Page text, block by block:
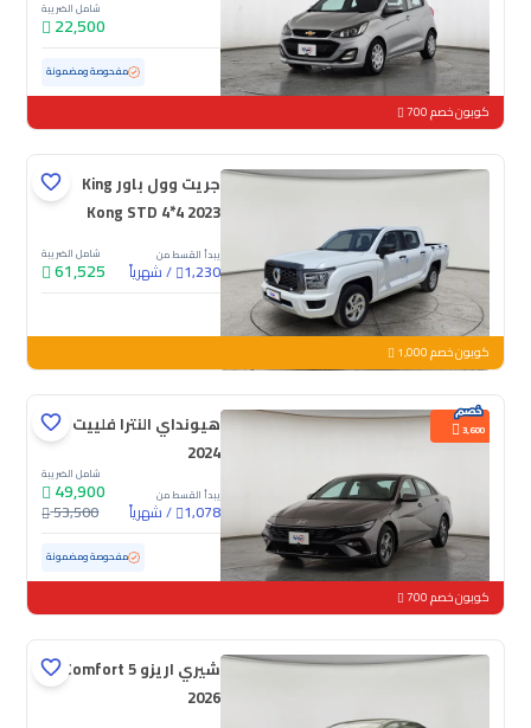
شامل الضريبة
22,500
مستعملة 152,867 كم مفحوصة ومضمونة
كوبون خصم 700
جريت وول باور King
Kong STD 4*4 2023
يبدأ القسط من
1,230
/شهرياً
شامل الضريبة
61,525
جديدة
كوبون خصم 1,000
3,600
هيونداي النترا فلييت
2024
يبدأ القسط من
1,078
/شهرياً
شامل الضريبة
49,900
53,500
مستعملة 76,154 كم مفحوصة ومضمونة
كوبون خصم 700
شيري اريزو 5 Comfort
2026